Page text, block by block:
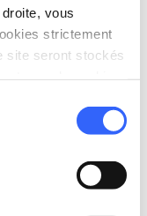
vous
strictement
site seront stockés
en route
de l'Apôtre.
petite Saint-